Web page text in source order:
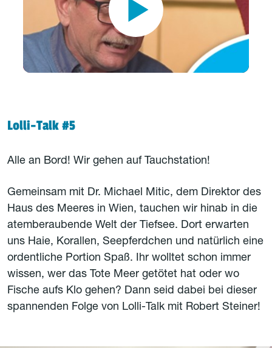
Lolli-Talk #5
Alle an Bord! Wir gehen auf Tauchstation!
Gemeinsam mit Dr. Michael Mitic, dem Direktor des
Haus des Meeres in Wien, tauchen wir hinab in die
atemberaubende Welt der Tiefsee. Dort erwarten
uns Haie, Korallen, Seepferdchen und natürlich eine
ordentliche Portion Spaß. Ihr wolltet schon immer
wissen, wer das Tote Meer getötet hat oder wo
Fische aufs Klo gehen? Dann seid dabei bei dieser
spannenden Folge von Lolli-Talk mit Robert Steiner!